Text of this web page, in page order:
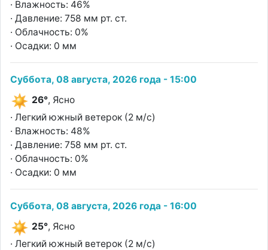
· Влажность: 46%
· Давление: 758 мм рт. ст.
· Облачность: 0%
· Осадки: 0 мм
Суббота, 08 августа, 2026 года - 15:00
26°, Ясно
· Легкий южный ветерок (2 м/с)
· Влажность: 48%
· Давление: 758 мм рт. ст.
· Облачность: 0%
· Осадки: 0 мм
Суббота, 08 августа, 2026 года - 16:00
25°, Ясно
· Легкий южный ветерок (2 м/с)